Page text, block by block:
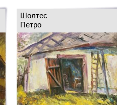
Шолтес
Петро